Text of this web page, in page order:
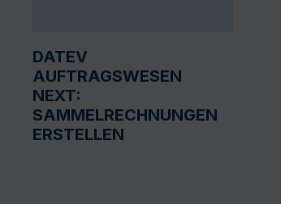
DATEV
AUFTRAGSWESEN
NEXT:
SAMMELRECHNUNGEN
ERSTELLEN